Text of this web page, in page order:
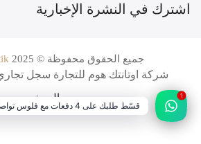
اشترك في النشرة الإخبارية
جميع الحقوق محفوظة © 2025
شركة اوتانتك هوم للتجارة سجل تجاري رقم
البحث
قسّط طلبك على 4 دفعات مع فلوس تواصل معنا الآن
1